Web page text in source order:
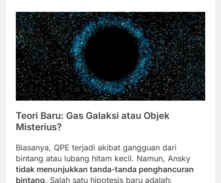
Teori Baru: Gas Galaksi atau Objek
Misterius?
Biasanya, QPE terjadi akibat gangguan dari
bintang atau lubang hitam kecil. Namun, Ansky
tidak menunjukkan tanda-tanda penghancuran
bintang. Salah satu hipotesis baru adalah: